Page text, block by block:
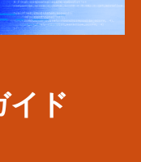
ド